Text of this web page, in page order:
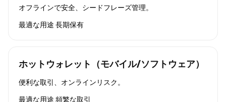
オフラインで安全、シードフレーズ管理。
最適な用途 長期保有
ホットウォレット（モバイル/ソフトウェア）
便利な取引、オンラインリスク。
最適な用途 頻繁な取引